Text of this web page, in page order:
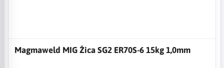
Magmaweld MIG Žica SG2 ER70S-6 15kg 1,0mm